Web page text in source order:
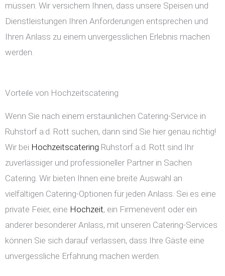
müssen. Wir versichern Ihnen, dass unsere Speisen und
Dienstleistungen Ihren Anforderungen entsprechen und
Ihren Anlass zu einem unvergesslichen Erlebnis machen
werden.
Vorteile von Hochzeitscatering
Wenn Sie nach einem erstaunlichen Catering-Service in
Ruhstorf a.d. Rott suchen, dann sind Sie hier genau richtig!
Wir bei Hochzeitscatering Ruhstorf a.d. Rott sind Ihr
zuverlässiger und professioneller Partner in Sachen
Catering. Wir bieten Ihnen eine breite Auswahl an
vielfältigen Catering-Optionen für jeden Anlass. Sei es eine
private Feier, eine Hochzeit, ein Firmenevent oder ein
anderer besonderer Anlass, mit unseren Catering-Services
können Sie sich darauf verlassen, dass Ihre Gäste eine
unvergessliche Erfahrung machen werden.